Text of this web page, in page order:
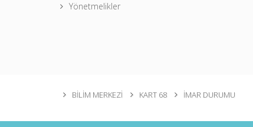
Yönetmelikler
BİLİM MERKEZİ KART 68 İMAR DURUMU